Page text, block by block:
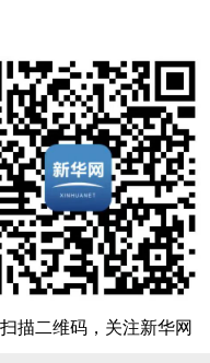
描二维码，关注新华网